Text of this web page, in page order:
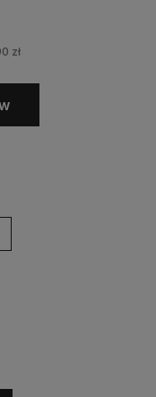
zł